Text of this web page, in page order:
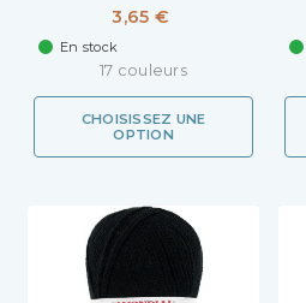
3,65 €
En stock
17 couleurs
CHOISISSEZ UNE
OPTION